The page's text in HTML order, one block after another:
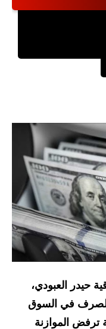
والاجور اليومية
والقروض
والسلف
السياسية
الامنية
الاقتصادية
حيدر العبودي،
الصرف في السوق
ترفض الموازنة